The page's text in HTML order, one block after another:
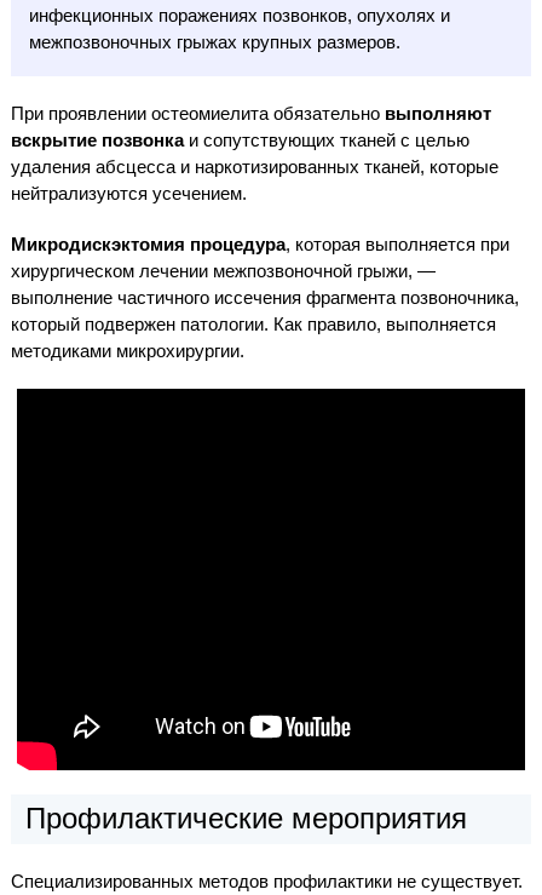
инфекционных поражениях позвонков, опухолях и
межпозвоночных грыжах крупных размеров.
При проявлении остеомиелита обязательно выполняют
вскрытие позвонкаи сопутствующих тканей с целью
удаления абсцесса и наркотизированных тканей, которые
нейтрализуются усечением.
Микродискэктомия процедура, которая выполняется при
хирургическом лечении межпозвоночной грыжи, —
выполнение частичного иссечения фрагмента позвоночника,
который подвержен патологии. Как правило, выполняется
методиками микрохирургии.
Профилактические мероприятия
Специализированных методов профилактики не существует.